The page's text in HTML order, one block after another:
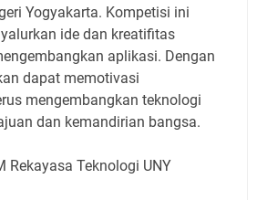
Yogyakarta. Kompetisi ini
ide dan kreatifitas
aplikasi. Dengan
dapat memotivasi
mengembangkan teknologi
dan kemandirian bangsa.
Rekayasa Teknologi UNY